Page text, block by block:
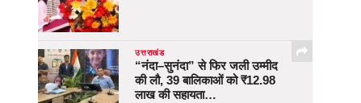
उत्तराखंड
“नंदा–सुनंदा” से फिर जली उम्मीद
की लौ, 39 बालिकाओं को ₹12.98
लाख की सहायता…